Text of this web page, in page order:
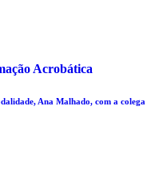
Acrobática
Ana Malhado, com a colega